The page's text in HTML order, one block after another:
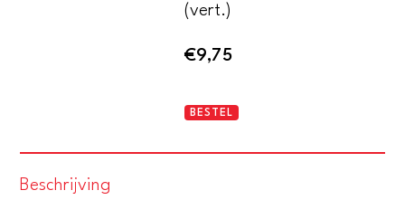
(vert.)
€9,75
Uw
BESTEL
Beschrijving